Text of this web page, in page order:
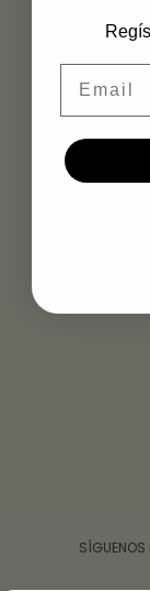
SÍGUENOS